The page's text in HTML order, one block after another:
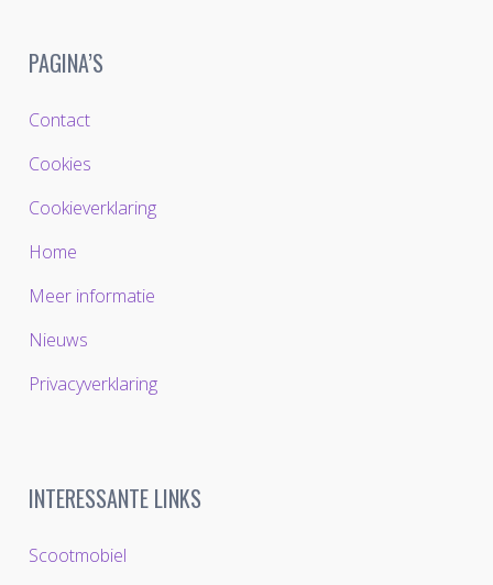
PAGINA’S
Contact
Cookies
Cookieverklaring
Home
Meer informatie
Nieuws
Privacyverklaring
INTERESSANTE LINKS
Scootmobiel